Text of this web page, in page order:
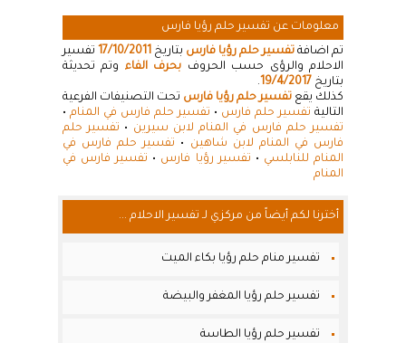
معلومات عن تفسير حلم رؤيا فارس
تم اضافة تفسير حلم رؤيا فارس بتاريخ 17/10/2011 تفسير
الاحلام والرؤى حسب الحروف بحرف الفاء وتم تحديثة
بتاريخ 19/4/2017
.
كذلك يقع تفسير حلم رؤيا فارس تحت التصنيفات الفرعية
التالية تفسير حلم فارس • تفسير حلم فارس في المنام •
تفسير حلم فارس في المنام لابن سيرين • تفسير حلم
فارس في المنام لابن شاهين
• تفسير حلم فارس في
المنام للنابلسي • تفسير رؤيا فارس • تفسير فارس في
المنام
أخترنا لكم أيضاً من مركزي لـ تفسير الاحلام ...
تفسير منام حلم رؤيا بكاء الميت
تفسير حلم رؤيا المغفر والبيضة
تفسير حلم رؤيا الطاسة